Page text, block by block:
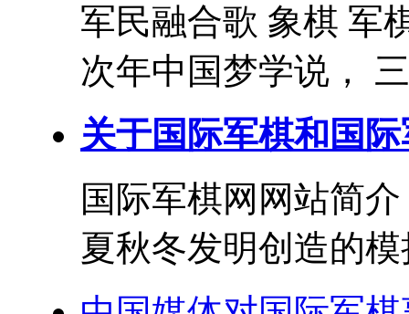
军民融合歌 象棋 军
次年中国梦学说，
关于国际军棋和国
国际军棋网网站简
夏秋冬发明创造的